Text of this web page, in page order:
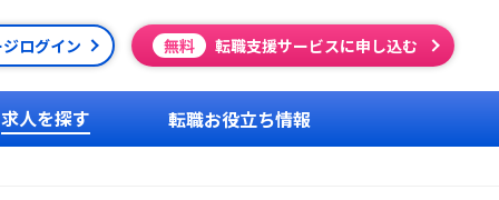
ログイン 無料 転職支援サービスに申し込む
求人を探す 転職お役立ち情報